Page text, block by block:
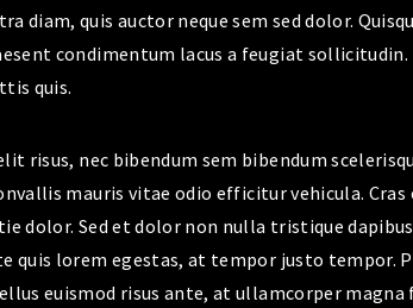
diam, quis auctor neque sem sed dolor.
condimentum lacus a feugiat
quis.
risus, nec bibendum sem bibendum
mauris vitae odio efficitur vehicula.
dolor. Sed et dolor non nulla tristique
quis lorem egestas, at tempor justo tempor.
euismod risus ante, at ullamcorper